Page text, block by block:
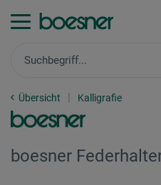
Übersicht Kalligrafie
boesner